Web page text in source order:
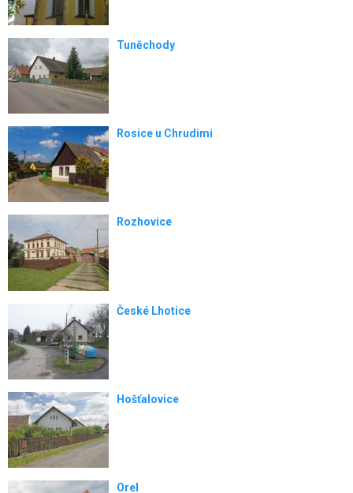
Tuněchody
Rosice u Chrudimi
Rozhovice
České Lhotice
Hošťalovice
Orel